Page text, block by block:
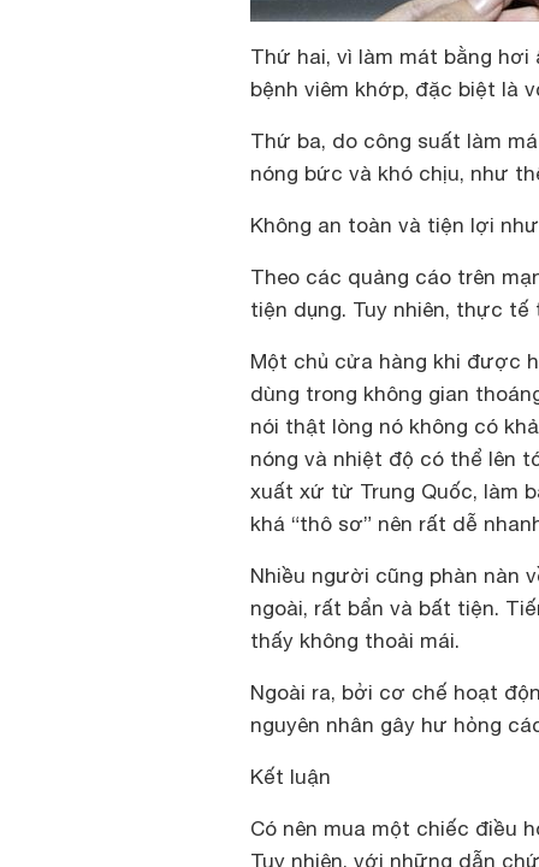
Thứ hai, vì làm mát bằng
bệnh viêm khớp, đặc biệt là
Thứ ba, do công suất làm
nóng bức và khó chịu, như
Không an toàn và tiện lợi
Theo các quảng cáo trên
tiện dụng. Tuy nhiên, thực tế
Một chủ cửa hàng khi được
dùng trong không gian
nói thật lòng nó không có
nóng và nhiệt độ có thể lên
xuất xứ từ Trung Quốc, làm
khá “thô sơ” nên rất dễ
Nhiều người cũng phàn nàn
ngoài, rất bẩn và bất tiện.
thấy không thoải mái.
Ngoài ra, bởi cơ chế hoạt
nguyên nhân gây hư hỏng
Kết luận
Có nên mua một chiếc điều
Tuy nhiên, với những dẫn